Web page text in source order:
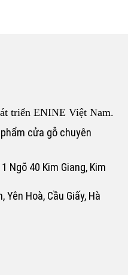
triển ENINE Việt Nam.
cửa gỗ chuyên
Ngõ 40 Kim Giang, Kim
Hoà, Cầu Giấy, Hà